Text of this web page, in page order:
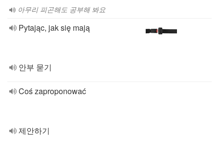
아무리 피곤해도 공부해 봐요
Pytając, jak się mają
안부 묻기
Coś zaproponować
제안하기